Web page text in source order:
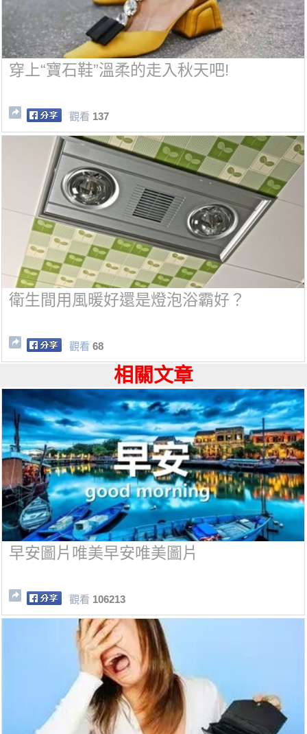
穿上“寶石鞋”溫柔的走入秋天吧!
觀看 137
衛生間用風暖好還是燈泡浴霸好？
觀看 68
相關文章
早安圖片唯美早安唯美圖片
觀看 106213